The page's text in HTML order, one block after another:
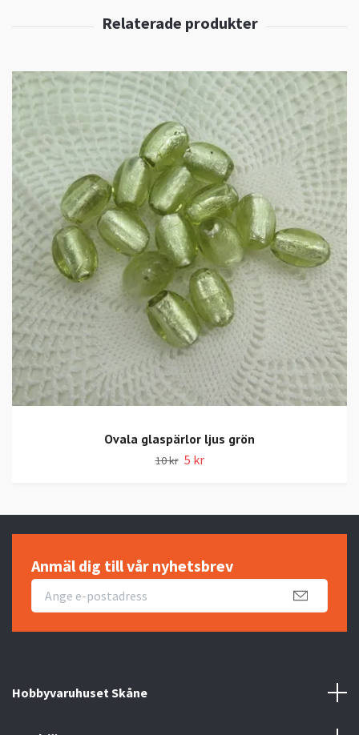
Ovala glaspärlor ljus grön
10 kr 5 kr
Anmäl dig till vår nyhetsbrev
Hobbyvaruhuset Skåne